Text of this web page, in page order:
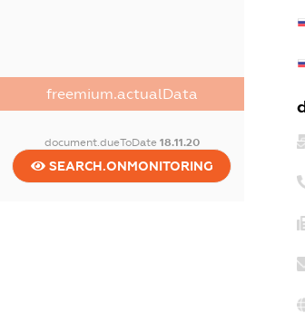
freemium.actualData
document.dueToDate 18.11.20
SEARCH.ONMONITORING